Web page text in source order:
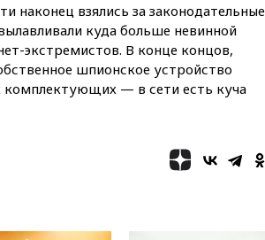
вчера, 22:49 Минпромторг:
банкротство «Кванта» не
означает прекращения
производства телевизоров в
РФ
Минфин: в июле
наконец взялись за законодательные
куда больше невинной
экстремистов. В конце концов,
шпионское устройство
— в сети есть куча